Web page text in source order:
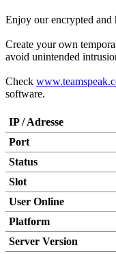
Enjoy our encrypted and
Create your own
avoid unintended
Check
software.
IP / Adresse
Port
Status
Slot
User Online
Platform
Server Version